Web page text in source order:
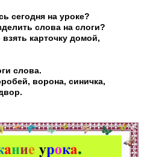
сегодня на уроке?
слова на слоги?
карточку домой,
слова.
ворона, синичка,